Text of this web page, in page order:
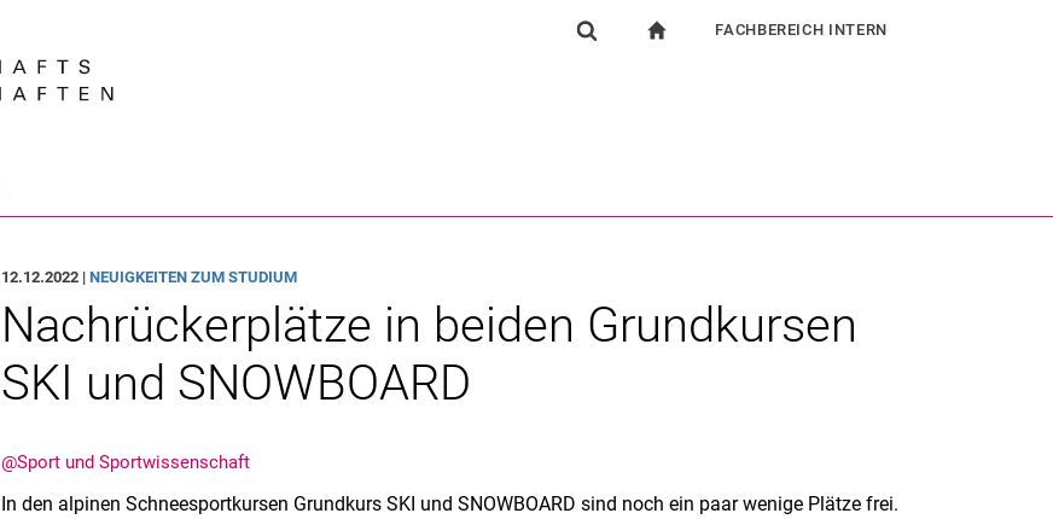
FACHBEREICH INTERN
12.12.2022 |NEUIGKEITEN ZUM STUDIUM
Nachrückerplätze in beiden Grundkursen
SKI und SNOWBOARD
@Sport und Sportwissenschaft
In den alpinen Schneesportkursen Grundkurs SKI und SNOWBOARD sind noch ein paar wenige Plätze frei.